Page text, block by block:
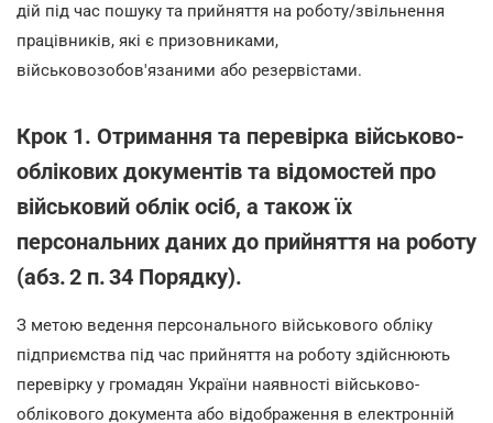
дій під час пошуку та прийняття на роботу/звільнення
працівників, які є призовниками,
військовозобов'язаними або резервістами.
Крок 1. Отримання та перевірка військово-
облікових документів та відомостей про
військовий облік осіб, а також їх
персональних даних до прийняття на роботу
(абз. 2 п. 34 Порядку).
З метою ведення персонального військового обліку
підприємства під час прийняття на роботу здійснюють
перевірку у громадян України наявності військово-
облікового документа або відображення в електронній